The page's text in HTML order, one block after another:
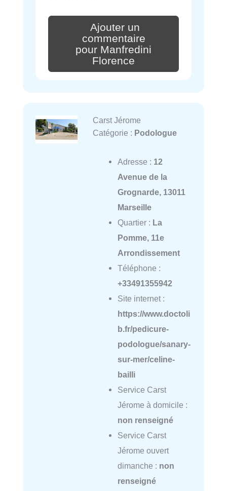
Ajouter un
commentaire
pour Manfredini
Florence
Carst Jérome
Catégorie : Podologue
Adresse : 12
Avenue de la
Grognarde, 13011
Marseille
Quartier : La
Pomme, 11e
Arrondissement
Téléphone :
+33491355942
Site internet :
https://www.doctoli
b.fr/pedicure-
podologue/sanary-
sur-mer/celine-
bailli
Service Carst
Jérome à domicile :
non renseigné
Service Carst
Jérome ouvert
dimanche : non
renseigné